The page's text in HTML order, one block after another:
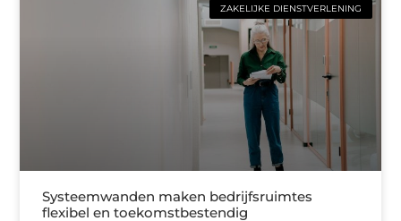
ZAKELIJKE DIENSTVERLENING
Systeemwanden maken bedrijfsruimtes
flexibel en toekomstbestendig